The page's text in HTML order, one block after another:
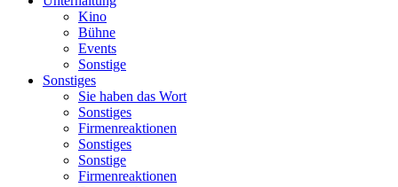
Kino
Bühne
Events
Sonstige
Sonstiges
Sie haben das Wort
Sonstiges
Firmenreaktionen
Sonstiges
Sonstige
Firmenreaktionen